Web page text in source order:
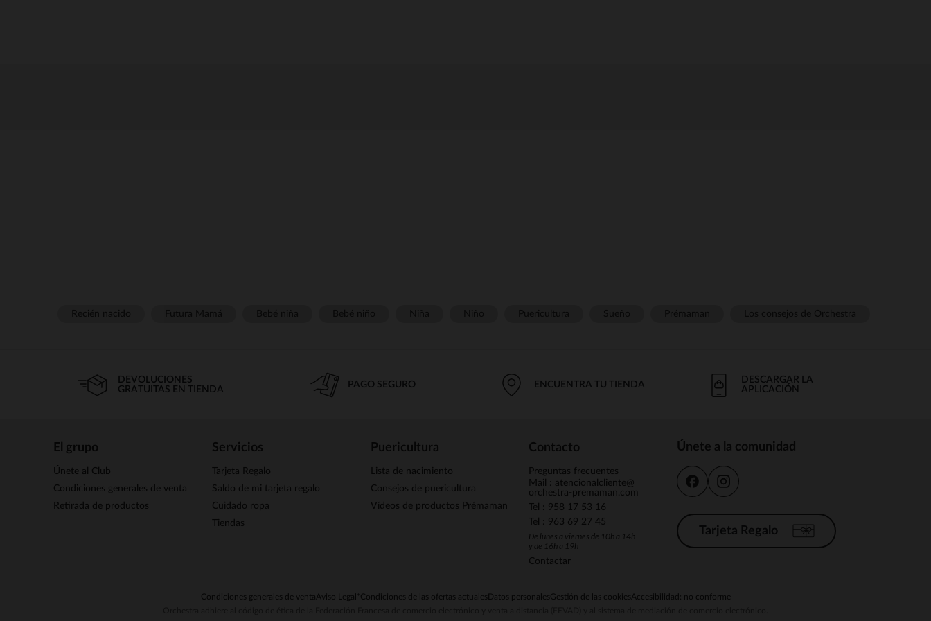
DEVOLUCIONES
GRATUITAS EN TIENDA
PAGO SEGURO ENCUENTRA TU TIENDA
DESCARGAR LA
APLICACIÓN
El grupo
Únete al Club
Condiciones generales de venta
Retirada de productos
Servicios
Tarjeta Regalo
Saldo de mi tarjeta regalo
Cuidado ropa
Tiendas
Puericultura
Lista de nacimiento
Consejos de puericultura
Vídeos de productos Prémaman
Contacto
Preguntas frecuentes
Mail : atencionalcliente@
orchestra-premaman.com
Tel : 958 17 53 16
Tel : 963 69 27 45
De lunes a viernes de 10h a 14h
y de 16h a 19h
Contactar
Únete a la comunidad
Tarjeta Regalo
Condiciones generales de ventaAviso Legal *Condiciones de las ofertas actuales Datos personalesGestión de las cookiesAccesibilidad: no conforme